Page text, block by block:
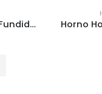
Horno Holandés de Hierro Fundido 3.8 Litros